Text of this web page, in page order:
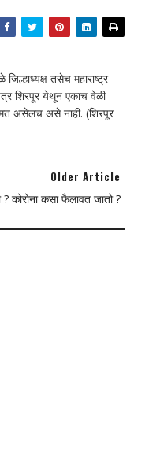
तसेच महाराष्ट्र
शिरपूर येथून एकाच वेळी
असेलच असे नाही. (शिरपूर
Older Article
कोरोना कसा फैलावत जातो ?